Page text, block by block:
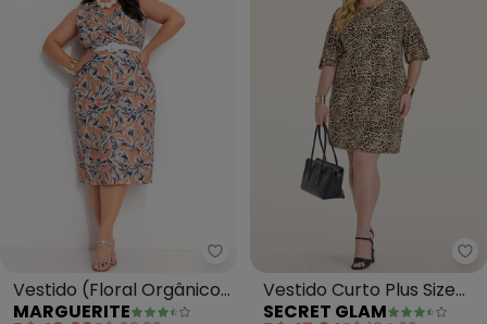
Marguerite - Vestido (Floral
Vestido (Floral Orgânico)
em Jersey Acetinado
MARGUERITE
Vestido Curto Plus Size
Viscotorcion (Bege)
SECRET GLAM